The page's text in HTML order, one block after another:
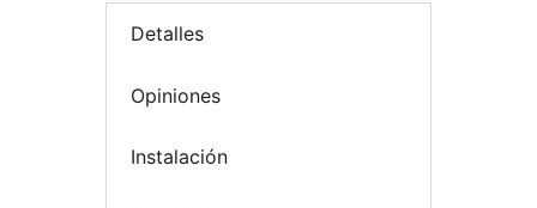
Detalles
Opiniones
Instalación